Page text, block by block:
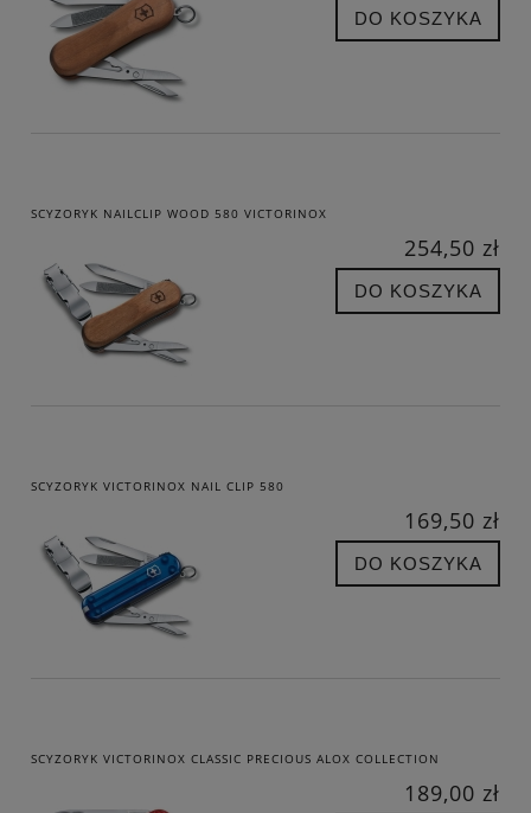
DO KOSZYKA
SCYZORYK NAILCLIP WOOD 580 VICTORINOX
254,50 zł
DO KOSZYKA
SCYZORYK VICTORINOX NAIL CLIP 580
169,50 zł
DO KOSZYKA
SCYZORYK VICTORINOX CLASSIC PRECIOUS ALOX COLLECTION
189,00 zł